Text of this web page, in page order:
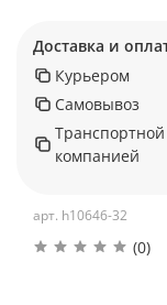
арт. h10646-32
(0)
Доставка и
Курьером
Самовывоз
Транспортной
компанией